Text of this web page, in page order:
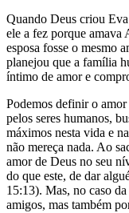
Quando Deus criou
ele a fez porque amava
esposa fosse o mesmo
planejou que a família
íntimo de amor e
Podemos definir o
pelos seres humanos,
máximos nesta vida e
não mereça nada. Ao
amor de Deus no seu
do que este, de dar
15:13). Mas, no caso
amigos, mas também